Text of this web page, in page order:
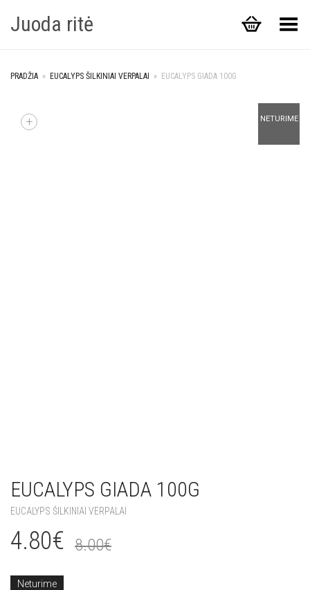
Juoda ritė Toggle Menu
PRADŽIA » EUCALYPS ŠILKINIAI VERPALAI » EUCALYPS GIADA 100G
NETURIME
+
EUCALYPS GIADA 100G
EUCALYPS ŠILKINIAI VERPALAI
8.00€
4.80€
Neturime